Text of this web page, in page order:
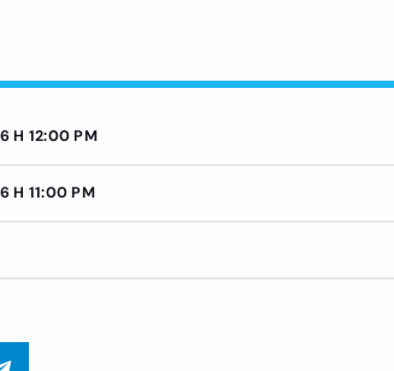
H 12:00 PM
H 11:00 PM